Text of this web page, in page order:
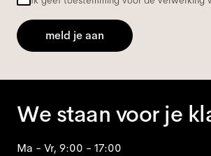
meld je aan
We staan voor je
Ma - Vr, 9:00 - 17:00